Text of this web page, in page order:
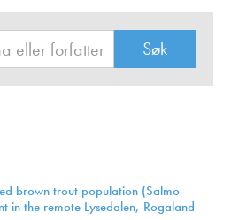
brown trout population (Salmo
in the remote Lysedalen, Rogaland